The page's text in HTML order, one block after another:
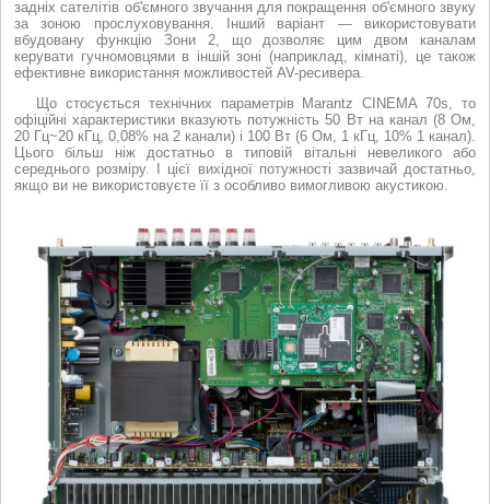
задніх сателітів об'ємного звучання для покращення об'ємного звуку
за зоною прослуховування. Інший варіант — використовувати
вбудовану функцію Зони 2, що дозволяє цим двом каналам
керувати гучномовцями в іншій зоні (наприклад, кімнаті), це також
ефективне використання можливостей AV-ресивера.
Що стосується технічних параметрів Marantz CINEMA 70s, то
офіційні характеристики вказують потужність 50 Вт на канал (8 Ом,
20 Гц~20 кГц, 0,08% на 2 канали) і 100 Вт (6 Ом, 1 кГц, 10% 1 канал).
Цього більш ніж достатньо в типовій вітальні невеликого або
середнього розміру. І цієї вихідної потужності зазвичай достатньо,
якщо ви не використовуєте її з особливо вимогливою акустикою.